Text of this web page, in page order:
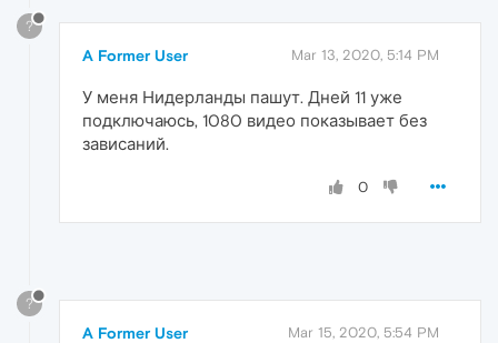
?
A Former User Mar 13, 2020, 5:14 PM
У меня Нидерланды пашут. Дней 11 уже
подключаюсь, 1080 видео показывает без
зависаний.
0
?
A Former User Mar 15, 2020, 5:54 PM